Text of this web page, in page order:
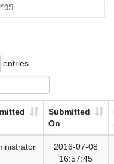
ງໆ
entries
Submitted
On
2016-07-08
16:57:45